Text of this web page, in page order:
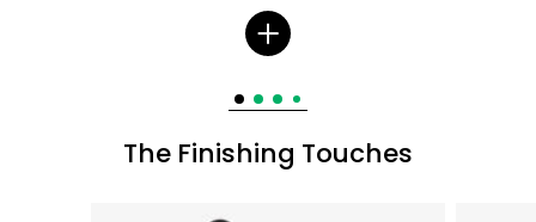
The Finishing Touches